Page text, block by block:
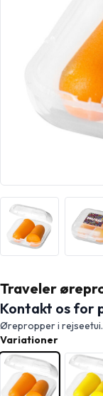
Traveler
Kontakt os for
Ørepropper i rejseetui.
Variationer